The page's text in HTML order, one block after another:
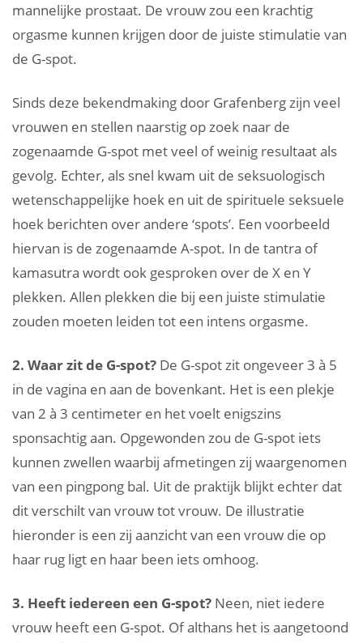
mannelijke prostaat. De vrouw zou een krachtig
orgasme kunnen krijgen door de juiste stimulatie van
de G-spot.
Sinds deze bekendmaking door Grafenberg zijn veel
vrouwen en stellen naarstig op zoek naar de
zogenaamde G-spot met veel of weinig resultaat als
gevolg. Echter, als snel kwam uit de seksuologisch
wetenschappelijke hoek en uit de spirituele seksuele
hoek berichten over andere ‘spots’. Een voorbeeld
hiervan is de zogenaamde A-spot. In de tantra of
kamasutra wordt ook gesproken over de X en Y
plekken. Allen plekken die bij een juiste stimulatie
zouden moeten leiden tot een intens orgasme.
2. Waar zit de G-spot? De G-spot zit ongeveer 3 à 5
in de vagina en aan de bovenkant. Het is een plekje
van 2 à 3 centimeter en het voelt enigszins
sponsachtig aan. Opgewonden zou de G-spot iets
kunnen zwellen waarbij afmetingen zij waargenomen
van een pingpong bal. Uit de praktijk blijkt echter dat
dit verschilt van vrouw tot vrouw. De illustratie
hieronder is een zij aanzicht van een vrouw die op
haar rug ligt en haar been iets omhoog.
3. Heeft iedereen een G-spot? Neen, niet iedere
vrouw heeft een G-spot. Of althans het is aangetoond